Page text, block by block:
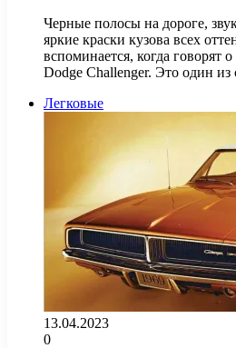
Черные полосы на дороге,
яркие краски кузова всех
вспоминается, когда говорят
Dodge Challenger. Это один
Легковые
13.04.2023
0